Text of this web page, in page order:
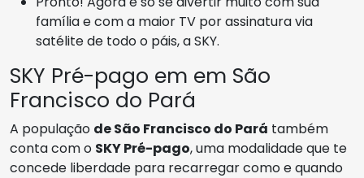
família e com a maior TV por assinatura via
satélite de todo o páis, a SKY.
SKY Pré-pago em em São
Francisco do Pará
A população de São Francisco do Pará também
conta com o SKY Pré-pago, uma modalidade que te
concede liberdade para recarregar como e quando